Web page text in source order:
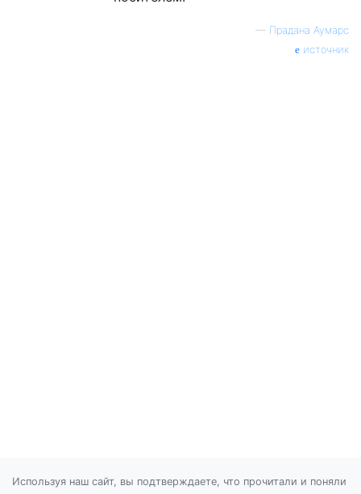
— Прадана Аумарс
источник
Используя наш сайт, вы подтверждаете, что прочитали и поняли